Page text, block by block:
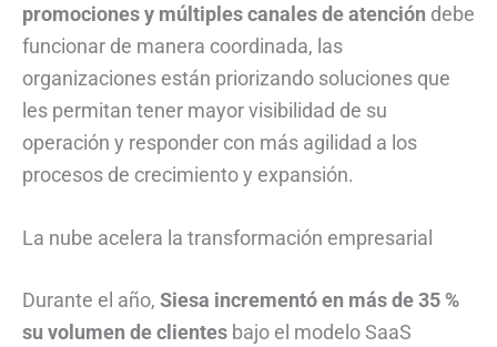
promociones y múltiples canales de atención debe
funcionar de manera coordinada, las
organizaciones están priorizando soluciones que
les permitan tener mayor visibilidad de su
operación y responder con más agilidad a los
procesos de crecimiento y expansión.
La nube acelera la transformación empresarial
Durante el año, Siesa incrementó en más de 35 %
su volumen de clientes bajo el modelo SaaS